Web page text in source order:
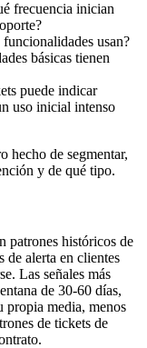
frecuencia inician
funcionalidades usan?
básicas tienen
puede indicar
uso inicial intenso
hecho de segmentar,
y de qué tipo.
patrones históricos de
de alerta en clientes
Las señales más
de 30-60 días,
propia media, menos
de tickets de